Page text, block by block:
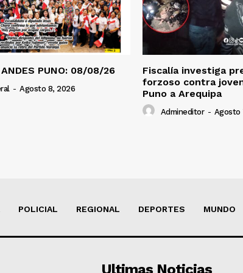
PUNO: 08/08/26
- Agosto 8, 2026
Fiscalía investiga
forzoso contra
Puno a Arequipa
Admineditor - Agosto
POLICIAL REGIONAL DEPORTES MUNDO
Ultimas Noticias